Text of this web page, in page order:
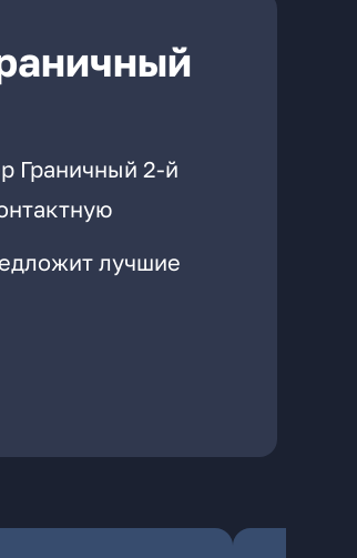
Граничный 2-й
лучшие